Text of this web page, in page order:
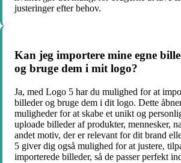
justeringer efter behov.
Kan jeg importere mine egne
og bruge dem i mit logo?
Ja, med Logo 5 har du mulighed for at
billeder og bruge dem i dit logo. Dette
muligheder for at skabe et unikt og
uploade billeder af produkter, mennesker,
andet motiv, der er relevant for dit brand
5 giver dig også mulighed for at justere,
importerede billeder, så de passer perfekt